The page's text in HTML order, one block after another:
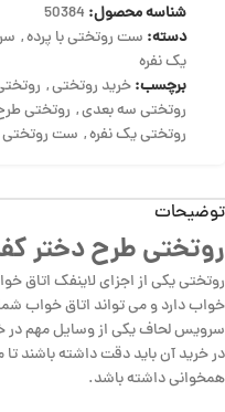
شناسه محصول: 50384
دسته: ست روتختی با پرده,
یک نفره
برچسب:خرید روتختی,
روتختی سه بعدی, روتختی
روتختی یک نفره, ست روتختی
توضیحات
روتختی طرح دختر
روتختی یکی از اجزای لاینفک اتاق
خواب دارد و می تواند اتاق خواب
سرویس لحاف یکی از وسایل مهم در
در خرید آن باید دقت داشته باشند
همخوانی داشته باشد.